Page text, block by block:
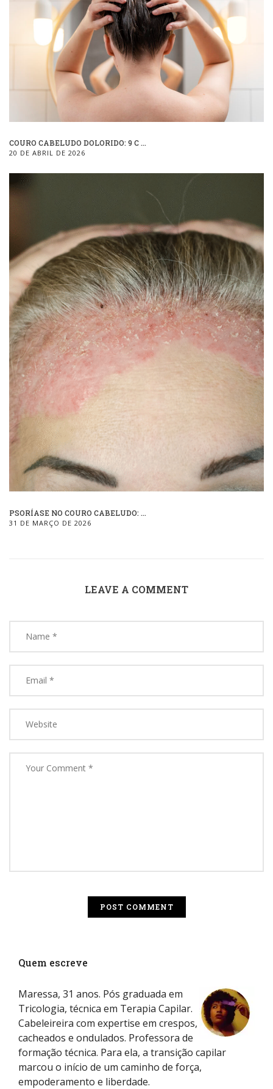
COURO CABELUDO DOLORIDO: 9 C ...
20 DE ABRIL DE 2026
PSORÍASE NO COURO CABELUDO: ...
31 DE MARÇO DE 2026
LEAVE A COMMENT
Quem escreve
Maressa, 31 anos. Pós graduada em
Tricologia, técnica em Terapia Capilar.
Cabeleireira com expertise em crespos,
cacheados e ondulados. Professora de
formação técnica. Para ela, a transição capilar
marcou o início de um caminho de força,
empoderamento e liberdade.